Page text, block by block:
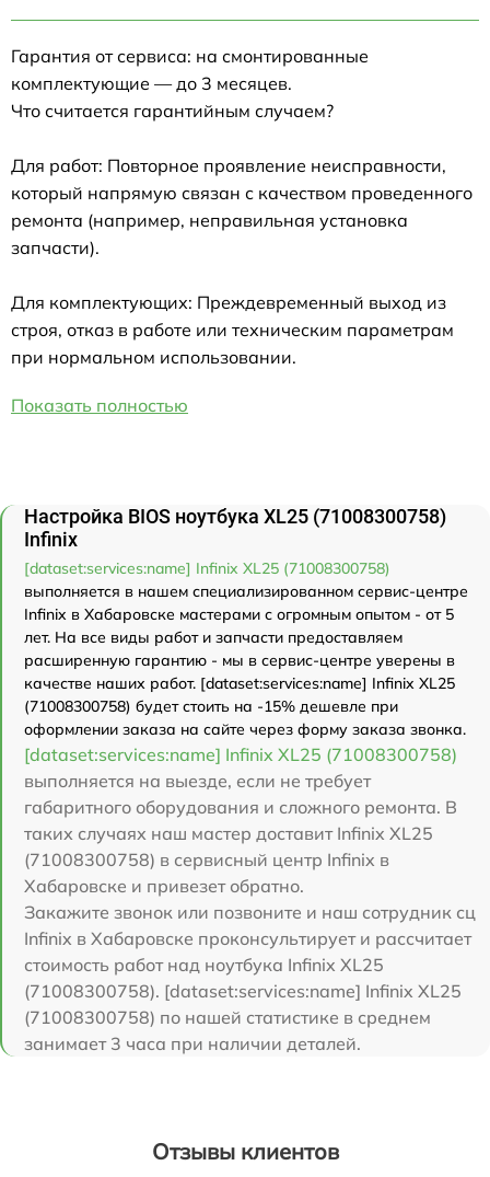
Гарантия от сервиса: на смонтированные
комплектующие — до 3 месяцев.
Что считается гарантийным случаем?
Для работ: Повторное проявление неисправности,
который напрямую связан с качеством проведенного
ремонта (например, неправильная установка
запчасти).
Для комплектующих: Преждевременный выход из
строя, отказ в работе или техническим параметрам
при нормальном использовании.
Показать полностью
Настройка BIOS ноутбука XL25 (71008300758)
Infinix
[dataset:services:name] Infinix XL25 (71008300758)
выполняется в нашем специализированном сервис-центре
Infinix в Хабаровске мастерами с огромным опытом - от 5
лет. На все виды работ и запчасти предоставляем
расширенную гарантию - мы в сервис-центре уверены в
качестве наших работ. [dataset:services:name] Infinix XL25
(71008300758) будет стоить на -15% дешевле при
оформлении заказа на сайте через форму заказа звонка.
[dataset:services:name] Infinix XL25 (71008300758)
выполняется на выезде, если не требует
габаритного оборудования и сложного ремонта. В
таких случаях наш мастер доставит Infinix XL25
(71008300758) в сервисный центр Infinix в
Хабаровске и привезет обратно.
Закажите звонок или позвоните и наш сотрудник сц
Infinix в Хабаровске проконсультирует и рассчитает
стоимость работ над ноутбука Infinix XL25
(71008300758). [dataset:services:name] Infinix XL25
(71008300758) по нашей статистике в среднем
занимает 3 часа при наличии деталей.
Отзывы клиентов